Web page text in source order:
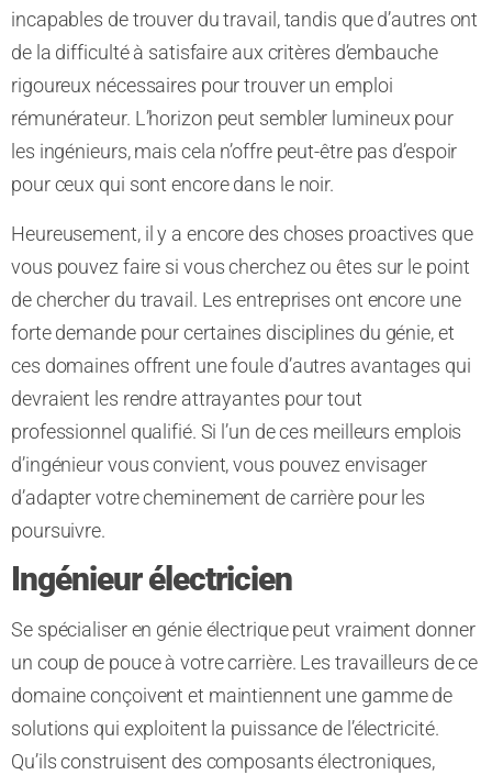
incapables de trouver du travail, tandis que d’autres ont
de la difficulté à satisfaire aux critères d’embauche
rigoureux nécessaires pour trouver un emploi
rémunérateur. L’horizon peut sembler lumineux pour
les ingénieurs, mais cela n’offre peut-être pas d’espoir
pour ceux qui sont encore dans le noir.
Heureusement, il y a encore des choses proactives que
vous pouvez faire si vous cherchez ou êtes sur le point
de chercher du travail. Les entreprises ont encore une
forte demande pour certaines disciplines du génie, et
ces domaines offrent une foule d’autres avantages qui
devraient les rendre attrayantes pour tout
professionnel qualifié. Si l’un de ces meilleurs emplois
d’ingénieur vous convient, vous pouvez envisager
d’adapter votre cheminement de carrière pour les
poursuivre.
Ingénieur électricien
Se spécialiser en génie électrique peut vraiment donner
un coup de pouce à votre carrière. Les travailleurs de ce
domaine conçoivent et maintiennent une gamme de
solutions qui exploitent la puissance de l’électricité.
Qu’ils construisent des composants électroniques,